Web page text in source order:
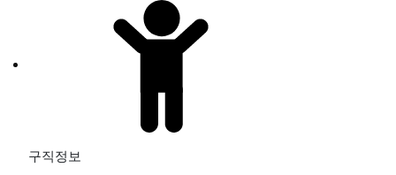
구직정보